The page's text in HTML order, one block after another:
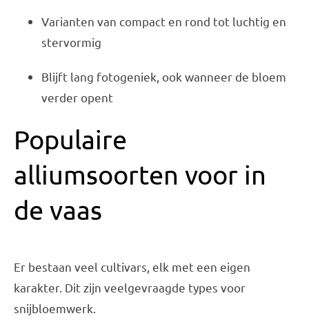
Varianten van compact en rond tot luchtig en
stervormig
Blijft lang fotogeniek, ook wanneer de bloem
verder opent
Populaire
alliumsoorten voor in
de vaas
Er bestaan veel cultivars, elk met een eigen
karakter. Dit zijn veelgevraagde types voor
snijbloemwerk.